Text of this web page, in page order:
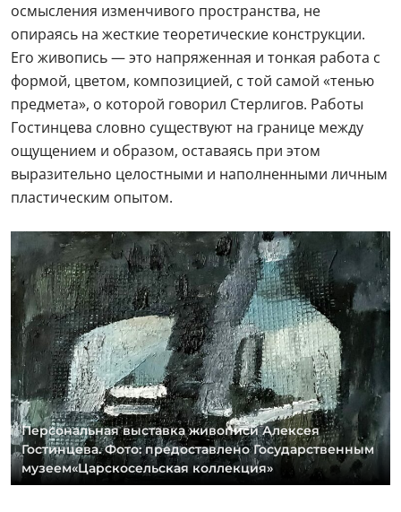
осмысления изменчивого пространства, не
опираясь на жесткие теоретические конструкции.
Его живопись — это напряженная и тонкая работа с
формой, цветом, композицией, с той самой «тенью
предмета», о которой говорил Стерлигов. Работы
Гостинцева словно существуют на границе между
ощущением и образом, оставаясь при этом
выразительно целостными и наполненными личным
пластическим опытом.
Персональная выставка живописи Алексея
Гостинцева. Фото: предоставлено Государственным
музеем«Царскосельская коллекция»